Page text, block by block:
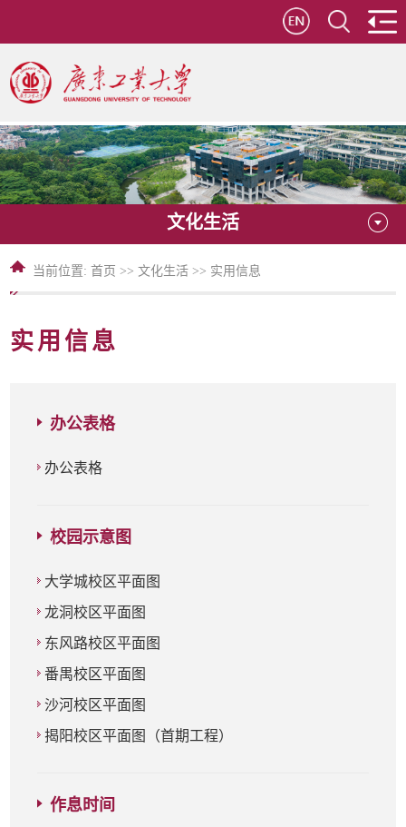
文化生活
当前位置:首页 >>文化生活 >> 实用信息
实用信息
办公表格
办公表格
校园示意图
大学城校区平面图
龙洞校区平面图
东风路校区平面图
番禺校区平面图
沙河校区平面图
揭阳校区平面图（首期工程）
作息时间